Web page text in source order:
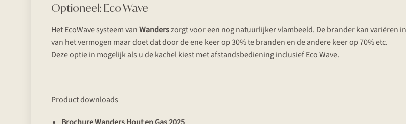
Optioneel: Eco Wave
Het EcoWave systeem vanWanderszorgt voor een nog natuurlijker vlambeeld. De brander kan variëren
van het vermogen maar doet dat door de ene keer op 30% te branden en de andere keer op 70% etc.
Deze optie in mogelijk als u de kachel kiest met afstandsbediening inclusief Eco Wave.
Product downloads